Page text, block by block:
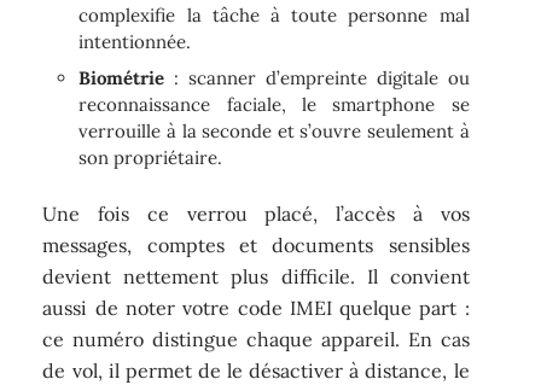
complexifie la tâche à toute personne mal
intentionnée.
Biométrie : scanner d’empreinte digitale ou
reconnaissance faciale, le smartphone se
verrouille à la seconde et s’ouvre seulement à
son propriétaire.
Une fois ce verrou placé, l’accès à vos
messages, comptes et documents sensibles
devient nettement plus difficile. Il convient
aussi de noter votre code IMEI quelque part :
ce numéro distingue chaque appareil. En cas
de vol, il permet de le désactiver à distance, le